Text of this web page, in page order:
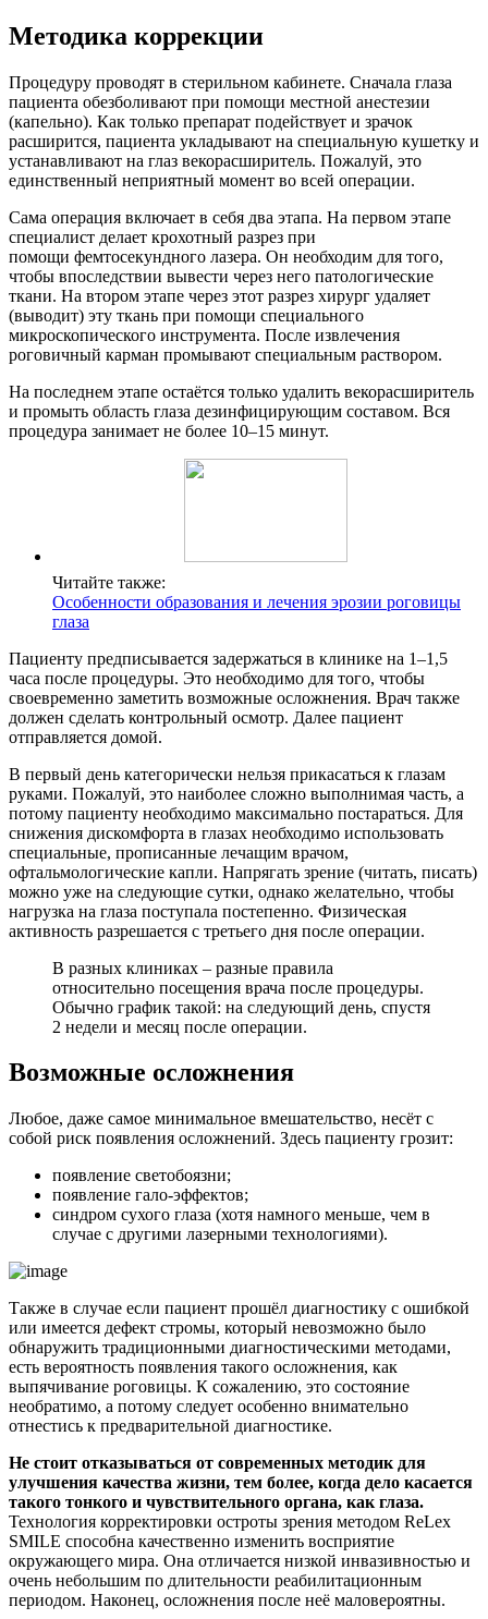
Методика коррекции
Процедуру проводят в стерильном кабинете. Сначала глаза
пациента обезболивают при помощи местной анестезии
(капельно). Как только препарат подействует и зрачок
расширится, пациента укладывают на специальную кушетку и
устанавливают на глаз векорасширитель. Пожалуй, это
единственный неприятный момент во всей операции.
Сама операция включает в себя два этапа. На первом этапе
специалист делает крохотный разрез при
помощи фемтосекундного лазера. Он необходим для того,
чтобы впоследствии вывести через него патологические
ткани. На втором этапе через этот разрез хирург удаляет
(выводит) эту ткань при помощи специального
микроскопического инструмента. После извлечения
роговичный карман промывают специальным раствором.
На последнем этапе остаётся только удалить векорасширитель
и промыть область глаза дезинфицирующим составом. Вся
процедура занимает не более 10–15 минут.
Читайте также:
Особенности образования и лечения эрозии роговицы
глаза
Пациенту предписывается задержаться в клинике на 1–1,5
часа после процедуры. Это необходимо для того, чтобы
своевременно заметить возможные осложнения. Врач также
должен сделать контрольный осмотр. Далее пациент
отправляется домой.
В первый день категорически нельзя прикасаться к глазам
руками. Пожалуй, это наиболее сложно выполнимая часть, а
потому пациенту необходимо максимально постараться. Для
снижения дискомфорта в глазах необходимо использовать
специальные, прописанные лечащим врачом,
офтальмологические капли. Напрягать зрение (читать, писать)
можно уже на следующие сутки, однако желательно, чтобы
нагрузка на глаза поступала постепенно. Физическая
активность разрешается с третьего дня после операции.
В разных клиниках – разные правила
относительно посещения врача после процедуры.
Обычно график такой: на следующий день, спустя
2 недели и месяц после операции.
Возможные осложнения
Любое, даже самое минимальное вмешательство, несёт с
собой риск появления осложнений. Здесь пациенту грозит:
появление светобоязни;
появление гало-эффектов;
синдром сухого глаза (хотя намного меньше, чем в
случае с другими лазерными технологиями).
Также в случае если пациент прошёл диагностику с ошибкой
или имеется дефект стромы, который невозможно было
обнаружить традиционными диагностическими методами,
есть вероятность появления такого осложнения, как
выпячивание роговицы. К сожалению, это состояние
необратимо, а потому следует особенно внимательно
отнестись к предварительной диагностике.
Не стоит отказываться от современных методик для
улучшения качества жизни, тем более, когда дело касается
такого тонкого и чувствительного органа, как глаза.
Технология корректировки остроты зрения методом ReLex
SMILE способна качественно изменить восприятие
окружающего мира. Она отличается низкой инвазивностью и
очень небольшим по длительности реабилитационным
периодом. Наконец, осложнения после неё маловероятны.